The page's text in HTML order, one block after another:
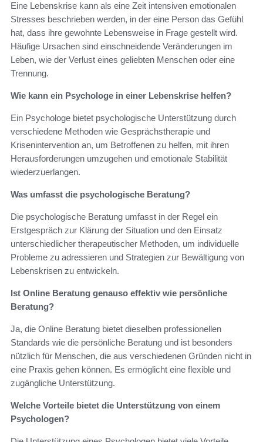
Eine Lebenskrise kann als eine Zeit intensiven emotionalen
Stresses beschrieben werden, in der eine Person das Gefühl
hat, dass ihre gewohnte Lebensweise in Frage gestellt wird.
Häufige Ursachen sind einschneidende Veränderungen im
Leben, wie der Verlust eines geliebten Menschen oder eine
Trennung.
Wie kann ein Psychologe in einer Lebenskrise helfen?
Ein Psychologe bietet psychologische Unterstützung durch
verschiedene Methoden wie Gesprächstherapie und
Krisenintervention an, um Betroffenen zu helfen, mit ihren
Herausforderungen umzugehen und emotionale Stabilität
wiederzuerlangen.
Was umfasst die psychologische Beratung?
Die psychologische Beratung umfasst in der Regel ein
Erstgespräch zur Klärung der Situation und den Einsatz
unterschiedlicher therapeutischer Methoden, um individuelle
Probleme zu adressieren und Strategien zur Bewältigung von
Lebenskrisen zu entwickeln.
Ist Online Beratung genauso effektiv wie persönliche
Beratung?
Ja, die Online Beratung bietet dieselben professionellen
Standards wie die persönliche Beratung und ist besonders
nützlich für Menschen, die aus verschiedenen Gründen nicht in
eine Praxis gehen können. Es ermöglicht eine flexible und
zugängliche Unterstützung.
Welche Vorteile bietet die Unterstützung von einem
Psychologen?